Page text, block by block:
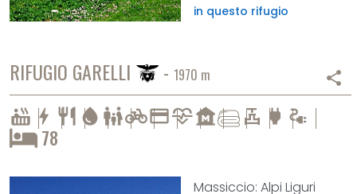
in questo rifugio
RIFUGIO GARELLI - 1970 m share
hot_tub bolt restaurant water_drop family_restroompedal_bikecredit_cardcardiologymuseum valve power electrical_services
78
Massiccio: Alpi Liguri